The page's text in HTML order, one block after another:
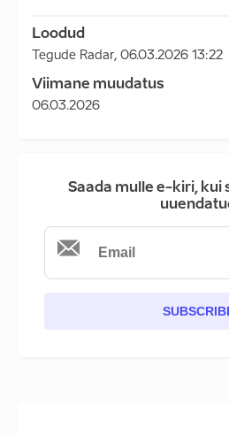
Loodud
Tegude Radar, 06.03.2026 13:22
Viimane muudatus
06.03.2026
Saada mulle e-kiri, kui